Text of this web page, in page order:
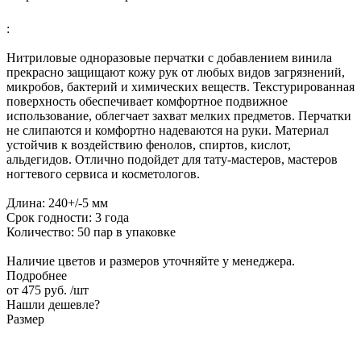
:
Нитриловые одноразовые перчатки с добавлением винила
прекрасно защищают кожу рук от любых видов загрязнений,
микробов, бактерий и химических веществ. Текстурированная
поверхность обеспечивает комфортное подвижное
использование, облегчает захват мелких предметов. Перчатки
не слипаются и комфортно надеваются на руки. Материал
устойчив к воздействию фенолов, спиртов, кислот,
альдегидов. Отлично подойдет для тату-мастеров, мастеров
ногтевого сервиса и косметологов.
Длина: 240+/-5 мм
Срок годности: 3 года
Количество: 50 пар в упаковке
Наличие цветов и размеров уточняйте у менеджера.
Подробнее
от 475 руб. /шт
Нашли дешевле?
Размер